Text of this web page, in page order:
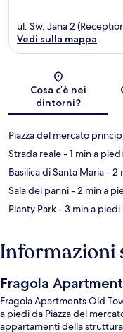
ul. Sw. Jana 2
Vedi sulla mappa
Cosa c’è nei
dintorni?
Piazza del mercato
Strada reale- 1 min a piedi
Basilica di Santa Maria- 2
Sala dei panni- 2 min a
Planty Park- 3 min a piedi
Informazioni
Fragola
Fragola Apartments Old
a piedi da Piazza del
appartamenti della